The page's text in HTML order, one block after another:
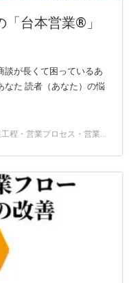
台本営業®︎」
談が長くて困っているあ
なた 読者（あなた）の悩
程・営業プロセス・営業フロー